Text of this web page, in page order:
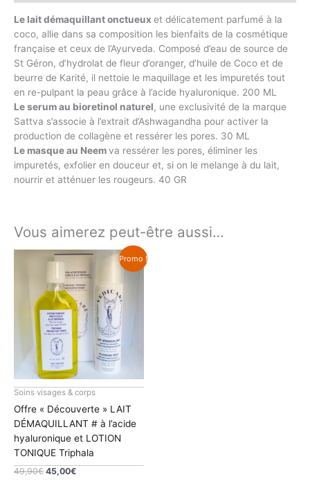
Le lait démaquillant onctueux et délicatement parfumé à la
coco, allie dans sa composition les bienfaits de la cosmétique
française et ceux de l’Ayurveda. Composé d’eau de source de
St Géron, d’hydrolat de fleur d’oranger, d’huile de Coco et de
beurre de Karité, il nettoie le maquillage et les impuretés tout
en re-pulpant la peau grâce à l’acide hyaluronique. 200 ML
Le serum au bioretinol naturel, une exclusivité de la marque
Sattva s’associe à l’extrait d’Ashwagandha pour activer la
production de collagène et ressérer les pores. 30 ML
Le masque au Neemva ressérer les pores, éliminer les
impuretés, exfolier en douceur et, si on le melange à du lait,
nourrir et atténuer les rougeurs. 40 GR
Vous aimerez peut-être aussi…
Promo !
Soins visages & corps
Offre « Découverte » LAIT
DÉMAQUILLANT # à l’acide
hyaluronique et LOTION
TONIQUE Triphala
49,90€ Le
45,00€Le